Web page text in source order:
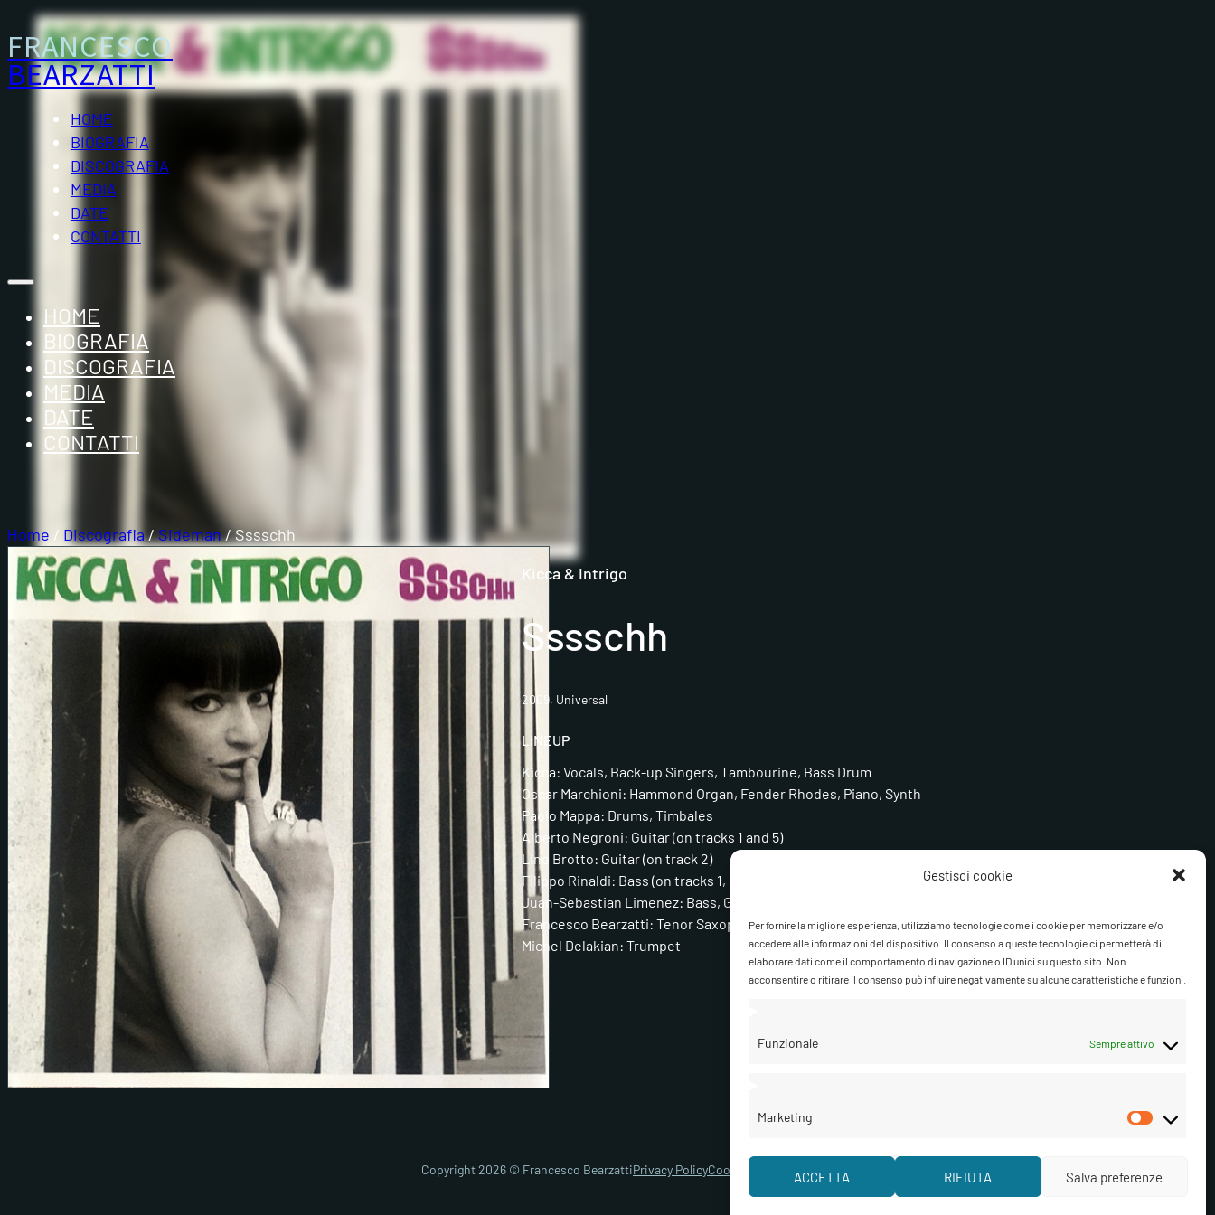
Gestisci cookie
Per fornire la migliore esperienza, utilizziamo tecnologie come i cookie per memorizzare e/o
accedere alle informazioni del dispositivo. Il consenso a queste tecnologie ci permetterà di
elaborare dati come il comportamento di navigazione o ID unici su questo sito. Non
acconsentire o ritirare il consenso può influire negativamente su alcune caratteristiche e funzioni.
Funzionale Sempre attivo
Marketing
ACCETTA RIFIUTA Salva preferenze
FRANCESCO
BEARZATTI
HOME
BIOGRAFIA
DISCOGRAFIA
MEDIA
DATE
CONTATTI
HOME
BIOGRAFIA
DISCOGRAFIA
MEDIA
DATE
CONTATTI
Home / Discografia/Sideman/ Sssschh
Kicca & Intrigo
Sssschh
2009, Universal
LINEUP
Kicca: Vocals, Back-up Singers, Tambourine, Bass Drum
Oscar Marchioni: Hammond Organ, Fender Rhodes, Piano, Synth
Paolo Mappa: Drums, Timbales
Alberto Negroni: Guitar (on tracks 1 and 5)
Lino Brotto: Guitar (on track 2)
Filippo Rinaldi: Bass (on tracks 1, 2, and 8)
Juan-Sebastian Limenez: Bass, Guitar, Tambourine, Bongos (on tracks 1, 5, 7, and 8)
Francesco Bearzatti: Tenor Saxophone
Michel Delakian: Trumpet
Copyright 2026 © Francesco BearzattiPrivacy PolicyCookie Policy Gestisci cookie
Segui su Facebook
Segui su Instagram
Ascolta su Spotify